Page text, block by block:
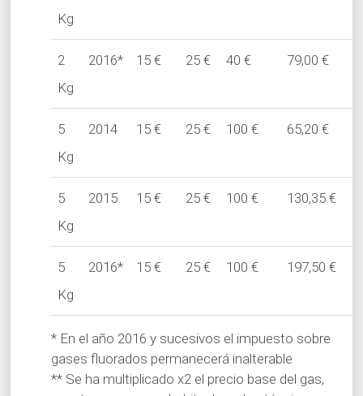
Kg
2
Kg
2016* 15 € 25 € 40 € 79,00 €
5
Kg
2014 15 € 25 € 100 € 65,20 €
5
Kg
2015 15 € 25 € 100 € 130,35 €
5
Kg
2016* 15 € 25 € 100 € 197,50 €
* En el año 2016 y sucesivos el impuesto sobre
gases fluorados permanecerá inalterable
** Se ha multiplicado x2 el precio base del gas,